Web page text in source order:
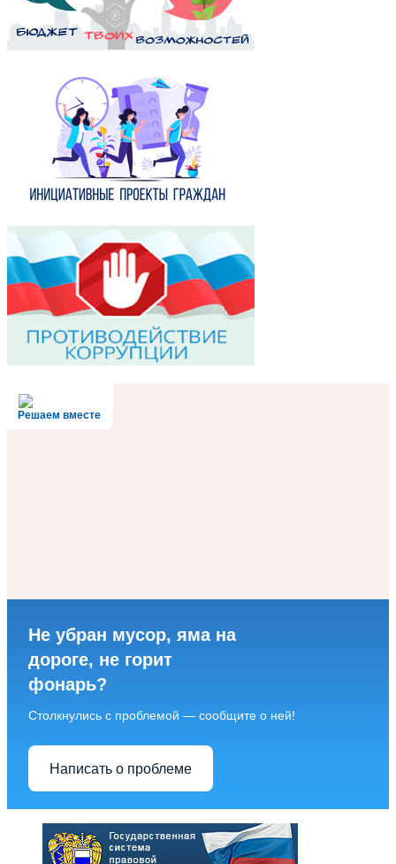
Решаем вместе
Не убран мусор, яма на
дороге, не горит
фонарь?
Столкнулись с проблемой — сообщите о ней!
Написать о проблеме